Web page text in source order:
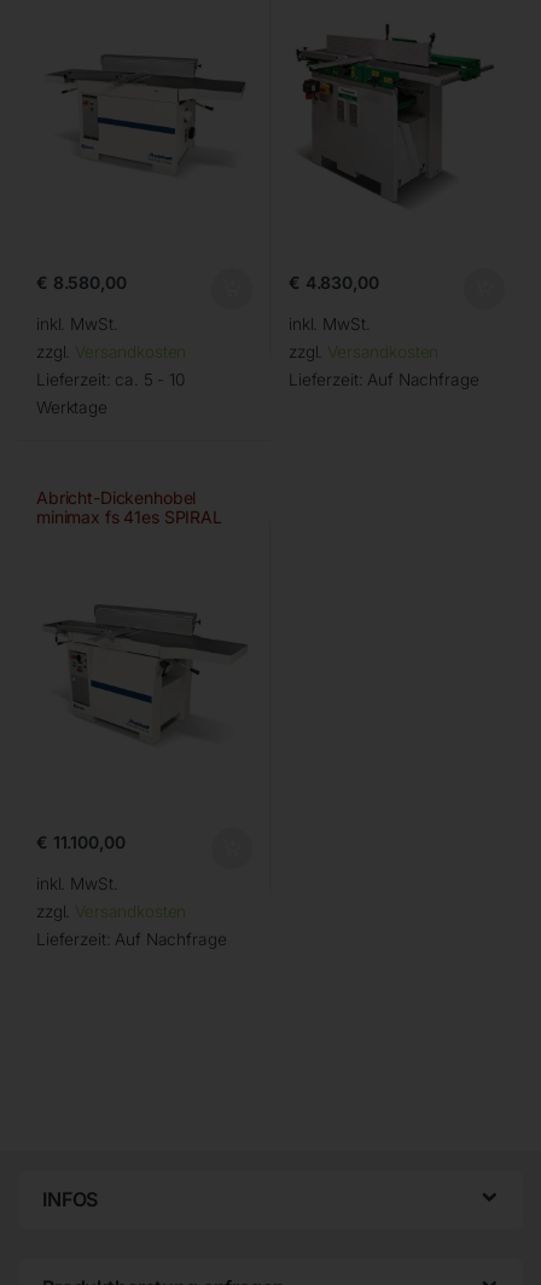
€ 8.580,00
inkl. MwSt.
zzgl. Versandkosten
Lieferzeit: ca. 5 - 10
Werktage
€ 4.830,00
inkl. MwSt.
zzgl. Versandkosten
Lieferzeit: Auf Nachfrage
Abricht-Dickenhobel
minimax fs 41es SPIRAL
€ 11.100,00
inkl. MwSt.
zzgl. Versandkosten
Lieferzeit: Auf Nachfrage
INFOS